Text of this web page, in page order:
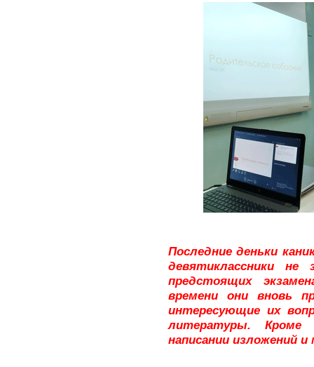
Последние деньки
девятиклассники
предстоящих
времени они вновь
интересующие их
литературы. Кроме
написании изложений